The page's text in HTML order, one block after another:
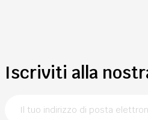
Iscriviti alla